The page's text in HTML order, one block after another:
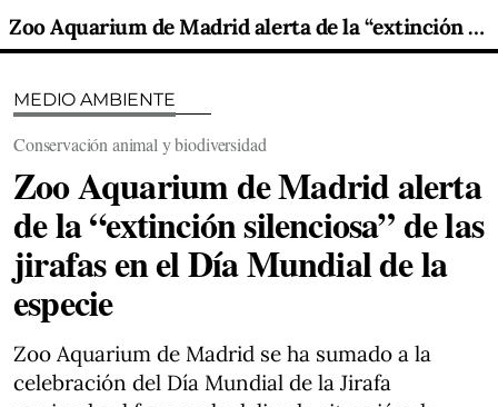
Zoo Aquarium de Madrid alerta de la “extinción silenciosa” de las jirafas en el Día Mundial de la especie
MEDIO AMBIENTE
Conservación animal y biodiversidad
Zoo Aquarium de Madrid alerta
de la “extinción silenciosa” de las
jirafas en el Día Mundial de la
especie
Zoo Aquarium de Madrid se ha sumado a la
celebración del Día Mundial de la Jirafa